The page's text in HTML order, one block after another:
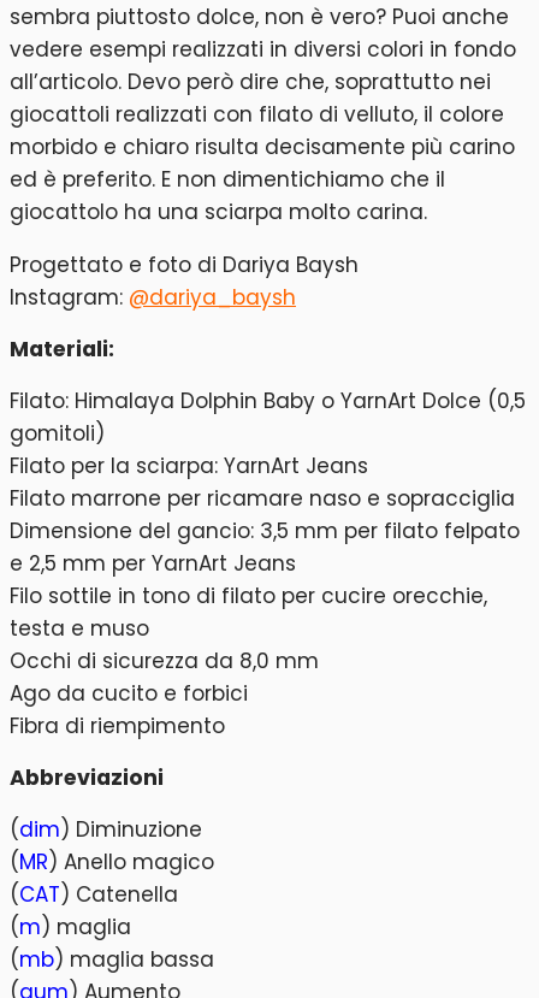
sembra piuttosto dolce, non è vero? Puoi anche
vedere esempi realizzati in diversi colori in fondo
all’articolo. Devo però dire che, soprattutto nei
giocattoli realizzati con filato di velluto, il colore
morbido e chiaro risulta decisamente più carino
ed è preferito. E non dimentichiamo che il
giocattolo ha una sciarpa molto carina.
Progettato e foto di Dariya Baysh
Instagram: @dariya_baysh
Materiali:
Filato: Himalaya Dolphin Baby o YarnArt Dolce (0,5
gomitoli)
Filato per la sciarpa: YarnArt Jeans
Filato marrone per ricamare naso e sopracciglia
Dimensione del gancio: 3,5 mm per filato felpato
e 2,5 mm per YarnArt Jeans
Filo sottile in tono di filato per cucire orecchie,
testa e muso
Occhi di sicurezza da 8,0 mm
Ago da cucito e forbici
Fibra di riempimento
Abbreviazioni
(dim) Diminuzione
(MR) Anello magico
(CAT) Catenella
(m) maglia
(mb) maglia bassa
(aum) Aumento